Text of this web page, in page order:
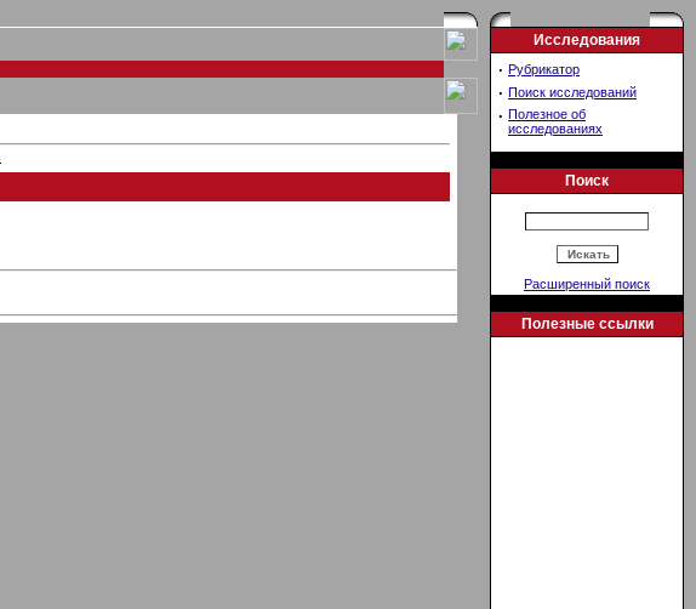
Исследования
· Рубрикатор
· Поиск исследований
· Полезное об
исследованиях
Поиск
Расширенный поиск
Полезные ссылки